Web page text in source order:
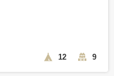
12 9